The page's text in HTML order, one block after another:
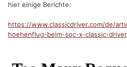
hier einige Berichte:
https://www.classicdriver.com/de/
hoehenflug-beim-soc-x-classic-